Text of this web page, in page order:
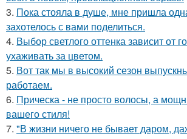
3. Пока стояла в душе, мне пришла
захотелось с вами поделиться.
4. Выбор светлого оттенка зависит от
ухаживать за цветом.
5. Вот так мы в высокий сезон
работаем.
6. Прическа - не просто волосы, а
вашего стиля!
7. "В жизни ничего не бывает даром,